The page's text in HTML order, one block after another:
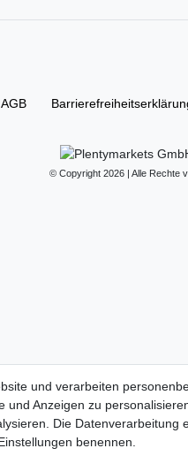
AGB
© Copyright 2026 | Alle Rechte
und verarbeiten
und Anzeigen zu
Die Datenverarbeitung
benennen.